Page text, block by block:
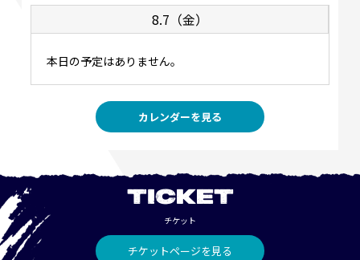
8.7（金）
本日の予定はありません。
カレンダーを見る
TICKET
チケット
チケットページを見る